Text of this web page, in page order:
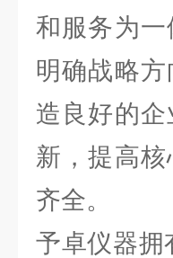
和服务为
明确战略
造良好的
新，提高
齐全。
予卓仪器拥